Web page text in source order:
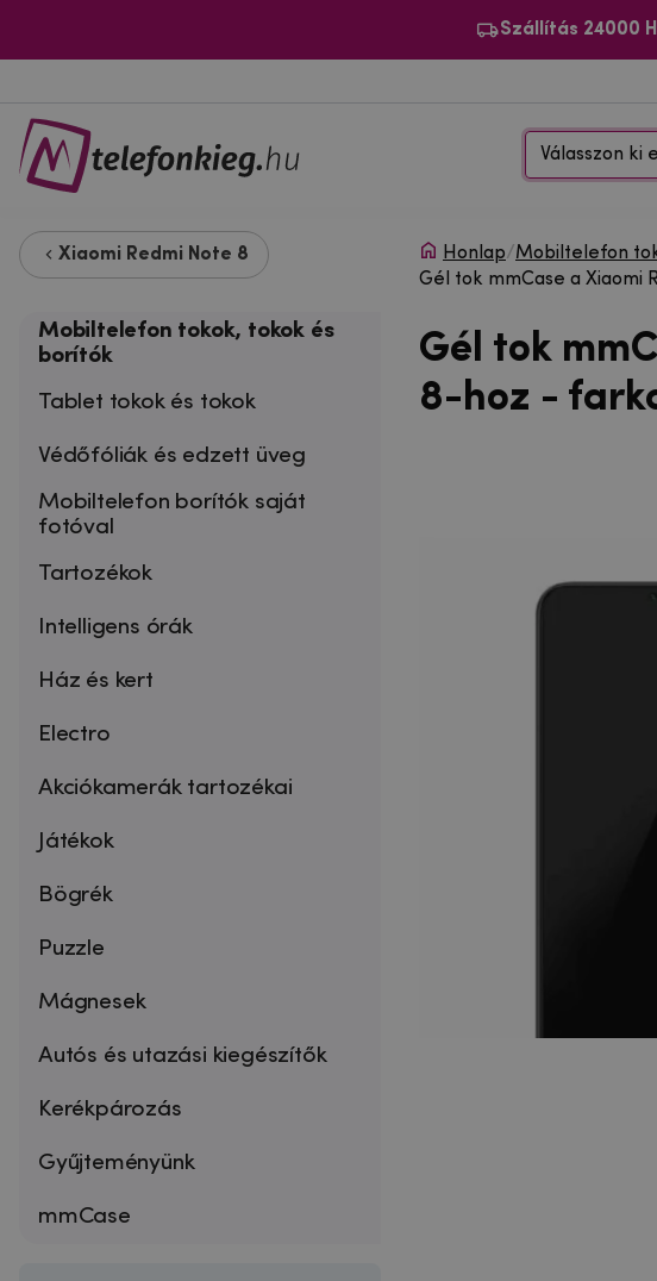
Szállítás 24000
Válasszon ki
Xiaomi Redmi Note 8
Mobiltelefon tokok, tokok és
borítók
Tablet tokok és tokok
Védőfóliák és edzett üveg
Mobiltelefon borítók saját
fotóval
Tartozékok
Intelligens órák
Ház és kert
Electro
Akciókamerák tartozékai
Játékok
Bögrék
Puzzle
Mágnesek
Autós és utazási kiegészítők
Kerékpározás
Gyűjteményünk
mmCase
Honlap/Mobiltelefon
Gél tok mmCase a Xiaomi
Gél tok
8-hoz -